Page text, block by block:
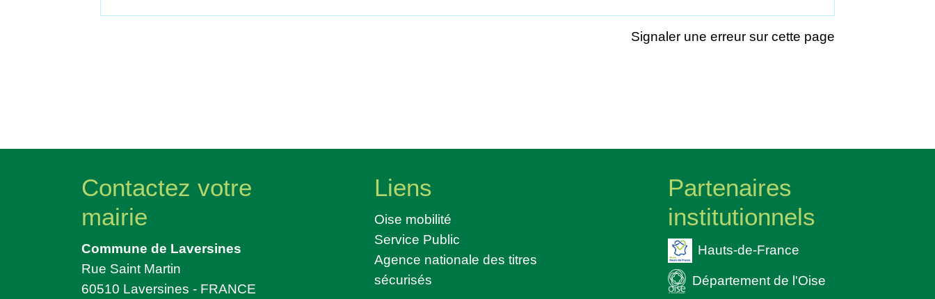
Signaler une erreur sur cette page
Contactez votre
mairie
Commune de Laversines
Rue Saint Martin
60510 Laversines - FRANCE
Liens
Oise mobilité
Service Public
Agence nationale des titres
sécurisés
Partenaires
institutionnels
Hauts-de-France
Département de l'Oise